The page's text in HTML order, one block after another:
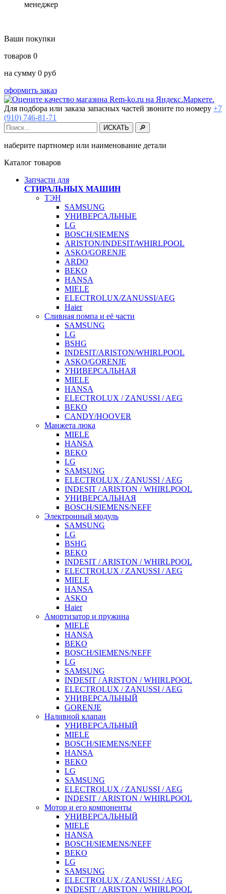
менеджер
Ваши покупки
товаров 0
на сумму 0 руб
оформить заказ
Для подбора или заказа запасных частей звоните по номеру +7
(910) 746-81-71
наберите партномер или наименование детали
Каталог товаров
Запчасти для
СТИРАЛЬНЫХ МАШИН
ТЭН
SAMSUNG
УНИВЕРСАЛЬНЫЕ
LG
BOSCH/SIEMENS
ARISTON/INDESIT/WHIRLPOOL
ASKO/GORENJE
ARDO
BEKO
HANSA
MIELE
ELECTROLUX/ZANUSSI/AEG
Haier
Сливная помпа и её части
SAMSUNG
LG
BSHG
INDESIT/ARISTON/WHIRLPOOL
ASKO/GORENJE
УНИВЕРСАЛЬНАЯ
MIELE
HANSA
ELECTROLUX / ZANUSSI / AEG
BEKO
CANDY/HOOVER
Манжета люка
MIELE
HANSA
BEKO
LG
SAMSUNG
ELECTROLUX / ZANUSSI / AEG
INDESIT / ARISTON / WHIRLPOOL
УНИВЕРСАЛЬНАЯ
BOSCH/SIEMENS/NEFF
Электронный модуль
SAMSUNG
LG
BSHG
BEKO
INDESIT / ARISTON / WHIRLPOOL
ELECTROLUX / ZANUSSI / AEG
MIELE
HANSA
ASKO
Haier
Амортизатор и пружина
MIELE
HANSA
BEKO
BOSCH/SIEMENS/NEFF
LG
SAMSUNG
INDESIT / ARISTON / WHIRLPOOL
ELECTROLUX / ZANUSSI / AEG
УНИВЕРСАЛЬНЫЙ
GORENJE
Наливной клапан
УНИВЕРСАЛЬНЫЙ
MIELE
BOSCH/SIEMENS/NEFF
HANSA
BEKO
LG
SAMSUNG
ELECTROLUX / ZANUSSI / AEG
INDESIT / ARISTON / WHIRLPOOL
Мотор и его компоненты
УНИВЕРСАЛЬНЫЙ
MIELE
HANSA
BOSCH/SIEMENS/NEFF
BEKO
LG
SAMSUNG
ELECTROLUX / ZANUSSI / AEG
INDESIT / ARISTON / WHIRLPOOL